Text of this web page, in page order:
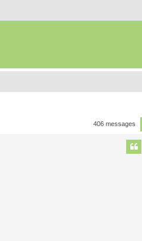
406 messages